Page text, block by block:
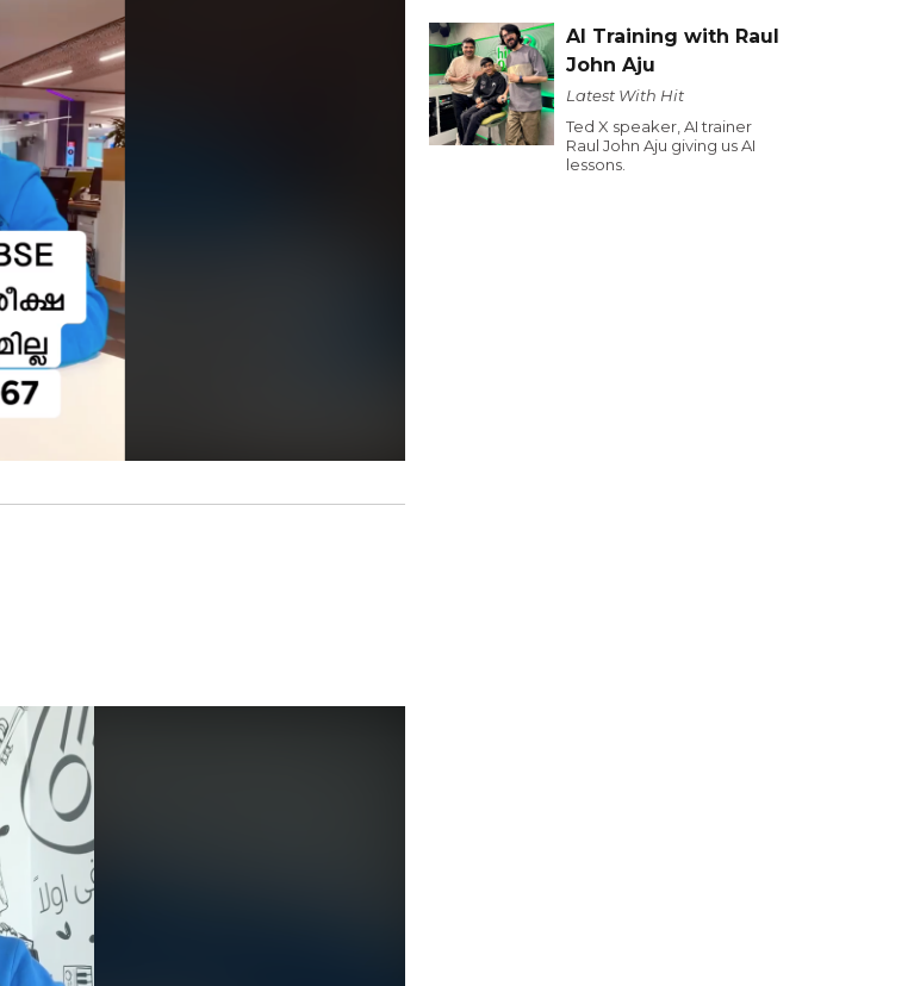
AI Training with Raul
John Aju
Latest With Hit
Ted X speaker, AI trainer
Raul John Aju giving us AI
lessons.